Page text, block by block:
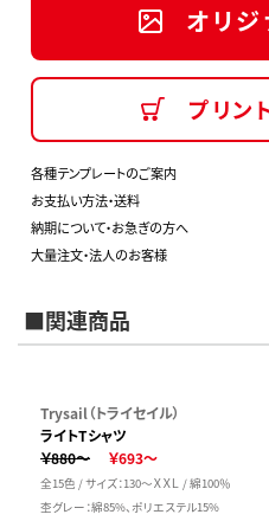
オリ
プリン
各種テンプレートのご案内
お支払い方法・送料
納期について・お急ぎの方へ
大量注文・法人のお客様
■関連商品
Trysail（トライセイル）
ライトTシャツ
￥880～
￥693～
全15色 / サイズ：130～ＸＸＬ / 綿100％
杢グレー：綿85%、ポリエステル15%